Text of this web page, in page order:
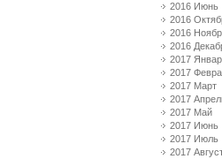
2016 Июнь
2016
2016
2016
2017
2017
2017 Март
2017
2017 Май
2017 Июнь
2017 Июль
2017